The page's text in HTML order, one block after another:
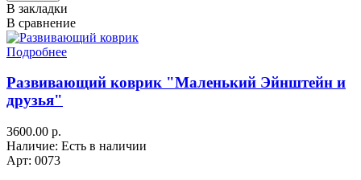
В закладки
В сравнение
Подробнее
Развивающий коврик "Маленький Эйнштейн и
друзья"
3600.00 р.
Наличие: Есть в наличии
Арт: 0073